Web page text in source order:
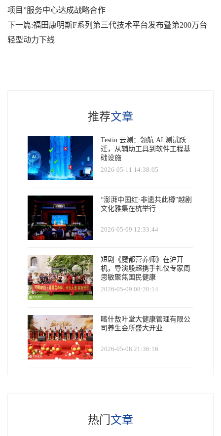
项目”服务中心达成战略合作
下一篇:福田康明斯F系列第三代技术平台发布暨第200万台
轻型动力下线
推荐文章
Testin 云测：领航 AI 测试跃
迁，从辅助工具到软件工程基
础设施
2026-05-11 14:38:05
“澎湃中国红·非遗共此樽”越剧
文化雅集在杭举行
2026-05-09 12:33:44
短剧《魔都营养师》在沪开
机，导演殷超携手礼仪专家周
思敏聚焦国民健康
2026-05-09 08:20:14
喀什敖叶堂大健康管理有限公
司养生会所盛大开业
2026-05-08 21:36:16
热门 文章